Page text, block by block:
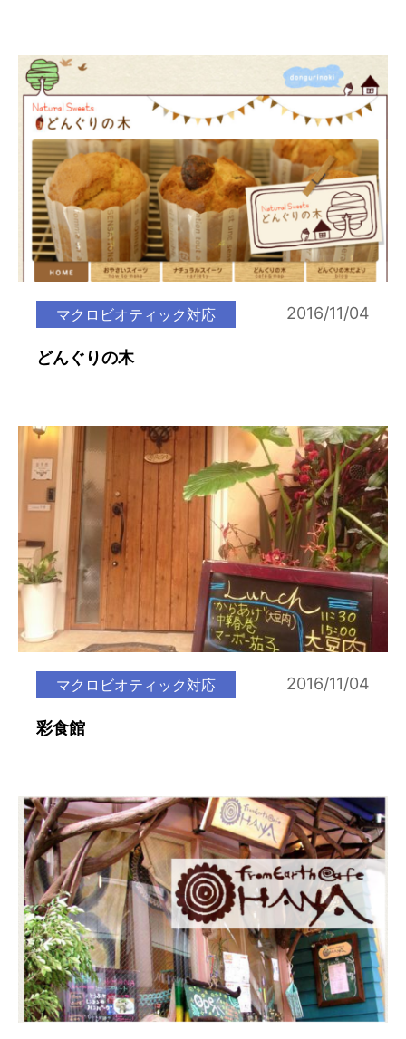
マクロビオティック対応 2016/11/04
どんぐりの木
マクロビオティック対応 2016/11/04
彩食館